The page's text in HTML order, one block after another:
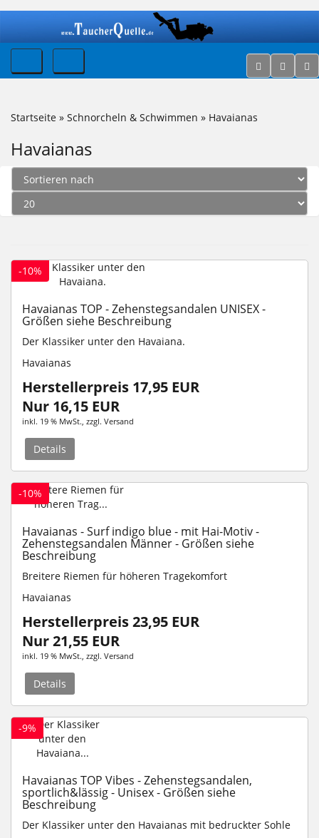
Startseite » Schnorcheln & Schwimmen » Havaianas
Havaianas
-10%
Havaianas TOP - Zehenstegsandalen UNISEX -
Größen siehe Beschreibung
Der Klassiker unter den Havaiana.
Havaianas
Herstellerpreis 17,95 EUR
Nur 16,15 EUR
inkl. 19 % MwSt. , zzgl. Versand
Details
-10%
Havaianas - Surf indigo blue - mit Hai-Motiv -
Zehenstegsandalen Männer - Größen siehe
Beschreibung
Breitere Riemen für höheren Tragekomfort
Havaianas
Herstellerpreis 23,95 EUR
Nur 21,55 EUR
inkl. 19 % MwSt. , zzgl. Versand
Details
-9%
Havaianas TOP Vibes - Zehenstegsandalen,
sportlich&lässig - Unisex - Größen siehe
Beschreibung
Der Klassiker unter den Havaianas mit bedruckter Sohle